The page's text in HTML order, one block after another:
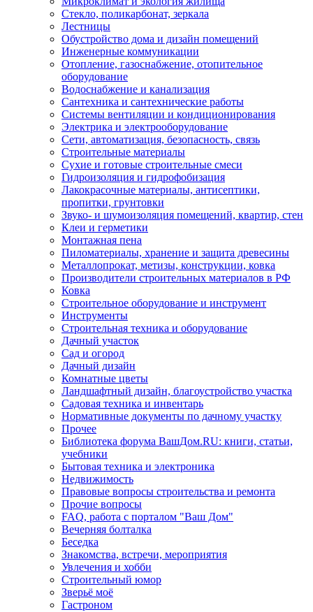
Стекло, поликарбонат, зеркала
Лестницы
Обустройство дома и дизайн помещений
Инженерные коммуникации
Отопление, газоснабжение, отопительное
оборудование
Водоснабжение и канализация
Сантехника и сантехнические работы
Системы вентиляции и кондиционирования
Электрика и электрооборудование
Сети, автоматизация, безопасность, связь
Строительные материалы
Сухие и готовые строительные смеси
Гидроизоляция и гидрофобизация
Лакокрасочные материалы, антисептики,
пропитки, грунтовки
Звуко- и шумоизоляция помещений, квартир, стен
Клеи и герметики
Монтажная пена
Пиломатериалы, хранение и защита древесины
Металлопрокат, метизы, конструкции, ковка
Производители строительных материалов в РФ
Ковка
Строительное оборудование и инструмент
Инструменты
Строительная техника и оборудование
Дачный участок
Сад и огород
Дачный дизайн
Комнатные цветы
Ландшафтный дизайн, благоустройство участка
Садовая техника и инвентарь
Нормативные документы по дачному участку
Прочее
Библиотека форума ВашДом.RU: книги, статьи,
учебники
Бытовая техника и электроника
Недвижимость
Правовые вопросы строительства и ремонта
Прочие вопросы
FAQ, работа с порталом "Ваш Дом"
Вечерняя болталка
Беседка
Знакомства, встречи, мероприятия
Увлечения и хобби
Строительный юмор
Зверьё моё
Гастроном